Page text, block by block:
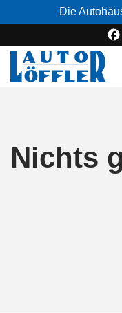
Die
Nichts